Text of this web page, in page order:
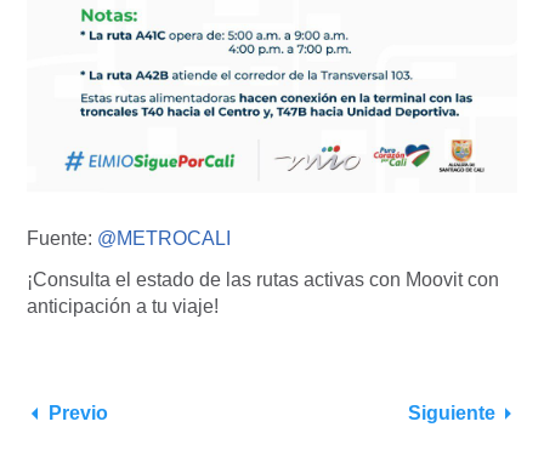
Fuente: @METROCALI
¡Consulta el estado de las rutas activas con Moovit con
anticipación a tu viaje!
Previo Siguiente